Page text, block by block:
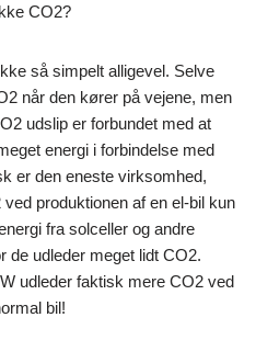
CO2?
så simpelt alligevel. Selve
når den kører på vejene, men
udslip er forbundet med at
energi i forbindelse med
er den eneste virksomhed,
produktionen af en el-bil kun
fra solceller og andre
de udleder meget lidt CO2.
udleder faktisk mere CO2 ved
bil!